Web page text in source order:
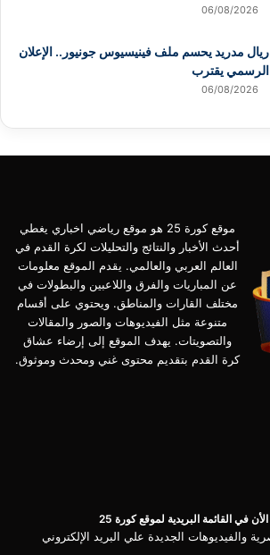
06/08/2026
ريال مدريد يحسم ملف فينيسيوس جونيور.. الإعلان
الرسمي يقترب
06/08/2026
موقع كورة 25 هو موقع رياضي اخباري يغطي
أحدث الأخبار والنتائج والتحليلات لكرة القدم في
العالم العربي والعالمي. يقدم الموقع معلومات
عن المباريات والفرق واللاعبين والبطولات في
مختلف القارات والمناطق. ويحتوي على أقسام
متنوعة مثل الفيديوهات والصور والمقالات
والتصويتات. يهدف الموقع إلى إرضاء عشاق
كرة القدم بتقديم محتوى غني ومحدث وموثوق.
في القائمة البريدية لموقع كورة 25
والفيديوهات الجديدة علي البريد الإلكتروني